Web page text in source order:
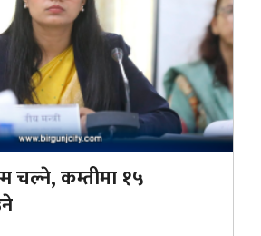
कम्तीमा १५